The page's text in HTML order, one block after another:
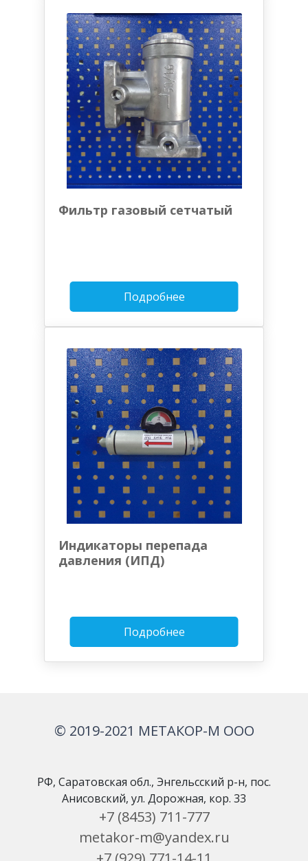
Фильтр газовый сетчатый
Подробнее
Индикаторы перепада
давления (ИПД)
Подробнее
© 2019-2021 МЕТАКОР-М ООО
РФ, Саратовская обл., Энгельсский р-н, пос.
Анисовский, ул. Дорожная, кор. 33
+7 (8453) 711-777
metakor-m@yandex.ru